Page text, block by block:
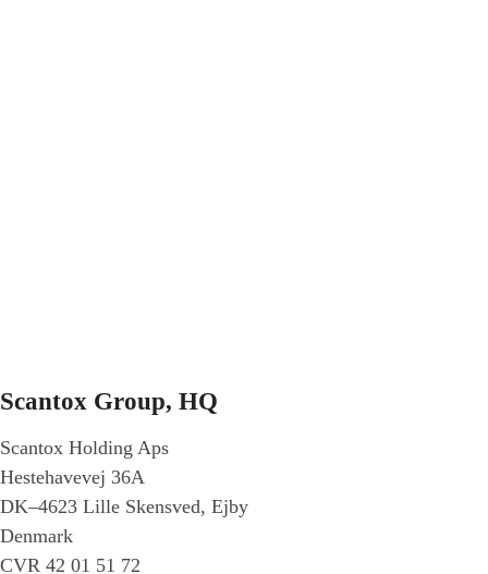
Scantox Group, HQ
Scantox Holding Aps
Hestehavevej 36A
DK–4623 Lille Skensved, Ejby
Denmark
CVR 42 01 51 72